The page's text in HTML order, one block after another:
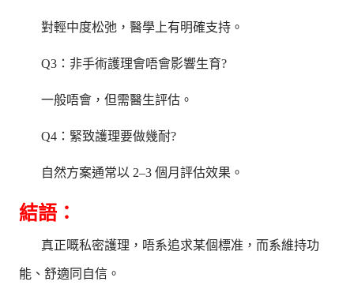
對輕中度松弛，醫學上有明確支持。
Q3：非手術護理會唔會影響生育?
一般唔會，但需醫生評估。
Q4：緊致護理要做幾耐?
自然方案通常以 2–3 個月評估效果。
結語：
真正嘅私密護理，唔系追求某個標准，而系維持功
能、舒適同自信。